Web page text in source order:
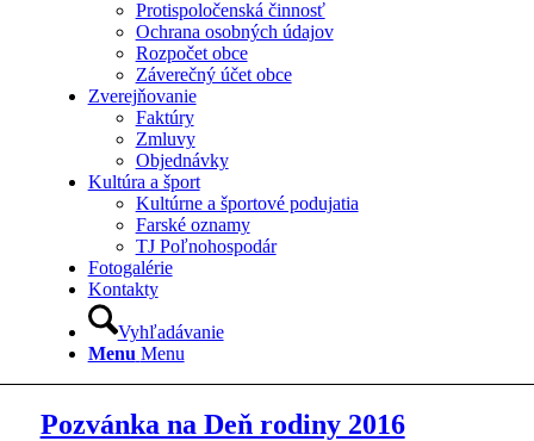
Protispoločenská činnosť
Ochrana osobných údajov
Rozpočet obce
Záverečný účet obce
Zverejňovanie
Faktúry
Zmluvy
Objednávky
Kultúra a šport
Kultúrne a športové podujatia
Farské oznamy
TJ Poľnohospodár
Fotogalérie
Kontakty
Vyhľadávanie
Menu Menu
Pozvánka na Deň rodiny 2016